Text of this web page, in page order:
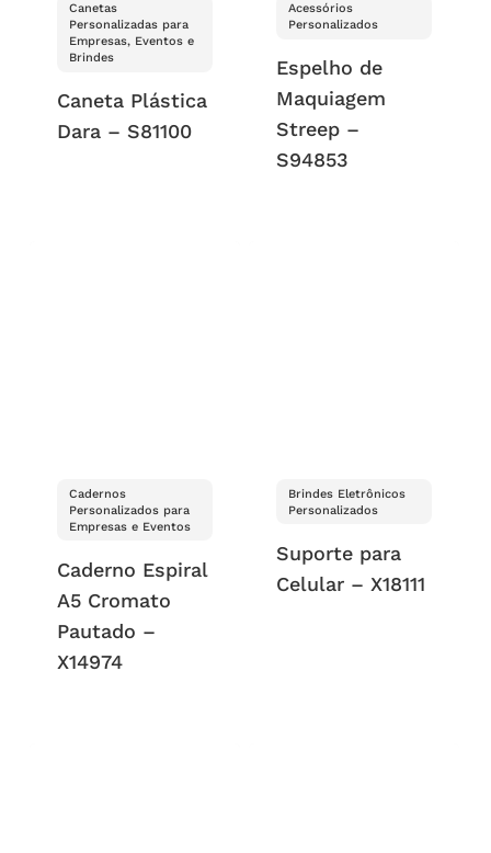
Canetas
Personalizadas para
Empresas, Eventos e
Brindes
Caneta Plástica
Dara – S81100
Acessórios
Personalizados
Espelho de
Maquiagem
Streep –
S94853
Cadernos
Personalizados para
Empresas e Eventos
Caderno Espiral
A5 Cromato
Pautado –
X14974
Brindes Eletrônicos
Personalizados
Suporte para
Celular – X18111